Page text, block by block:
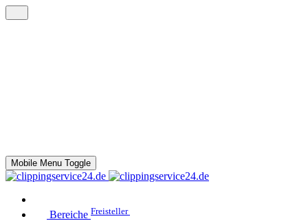
Mobile Menu Toggle
Bereiche Freisteller